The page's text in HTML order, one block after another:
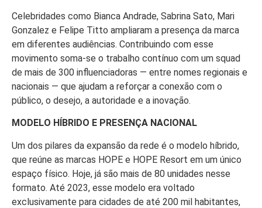
Celebridades como Bianca Andrade, Sabrina Sato, Mari
Gonzalez e Felipe Titto ampliaram a presença da marca
em diferentes audiências. Contribuindo com esse
movimento soma-se o trabalho contínuo com um squad
de mais de 300 influenciadoras — entre nomes regionais e
nacionais — que ajudam a reforçar a conexão com o
público, o desejo, a autoridade e a inovação.
MODELO HÍBRIDO E PRESENÇA NACIONAL
Um dos pilares da expansão da rede é o modelo híbrido,
que reúne as marcas HOPE e HOPE Resort em um único
espaço físico. Hoje, já são mais de 80 unidades nesse
formato. Até 2023, esse modelo era voltado
exclusivamente para cidades de até 200 mil habitantes,